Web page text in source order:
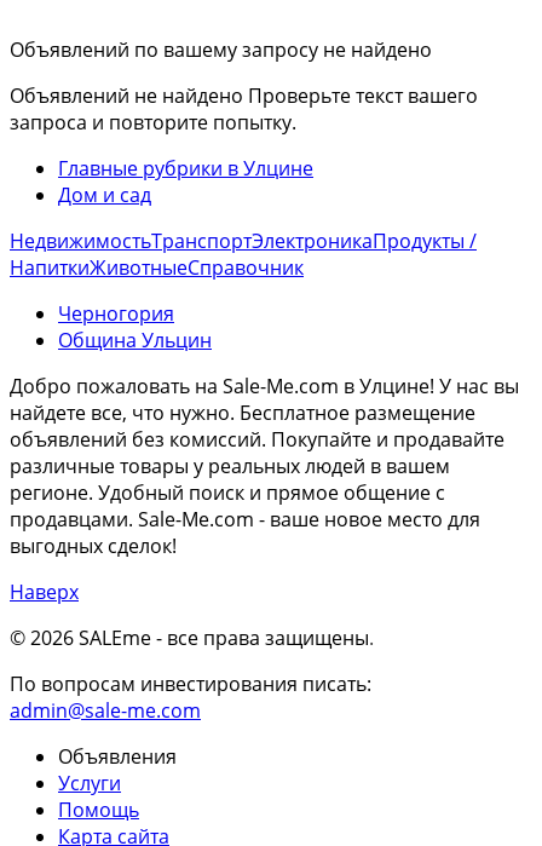
Объявлений по вашему запросу не найдено
Объявлений не найдено Проверьте текст вашего
запроса и повторите попытку.
Главные рубрики в Улцине
Дом и сад
НедвижимостьТранспортЭлектроникаПродукты /
НапиткиЖивотныеСправочник
Черногория
Община Ульцин
Добро пожаловать на Sale-Me.com в Улцине! У нас вы
найдете все, что нужно. Бесплатное размещение
объявлений без комиссий. Покупайте и продавайте
различные товары у реальных людей в вашем
регионе. Удобный поиск и прямое общение с
продавцами. Sale-Me.com - ваше новое место для
выгодных сделок!
Наверх
© 2026 SALEme - все права защищены.
По вопросам инвестирования писать:
admin@sale-me.com
Объявления
Услуги
Помощь
Карта сайта